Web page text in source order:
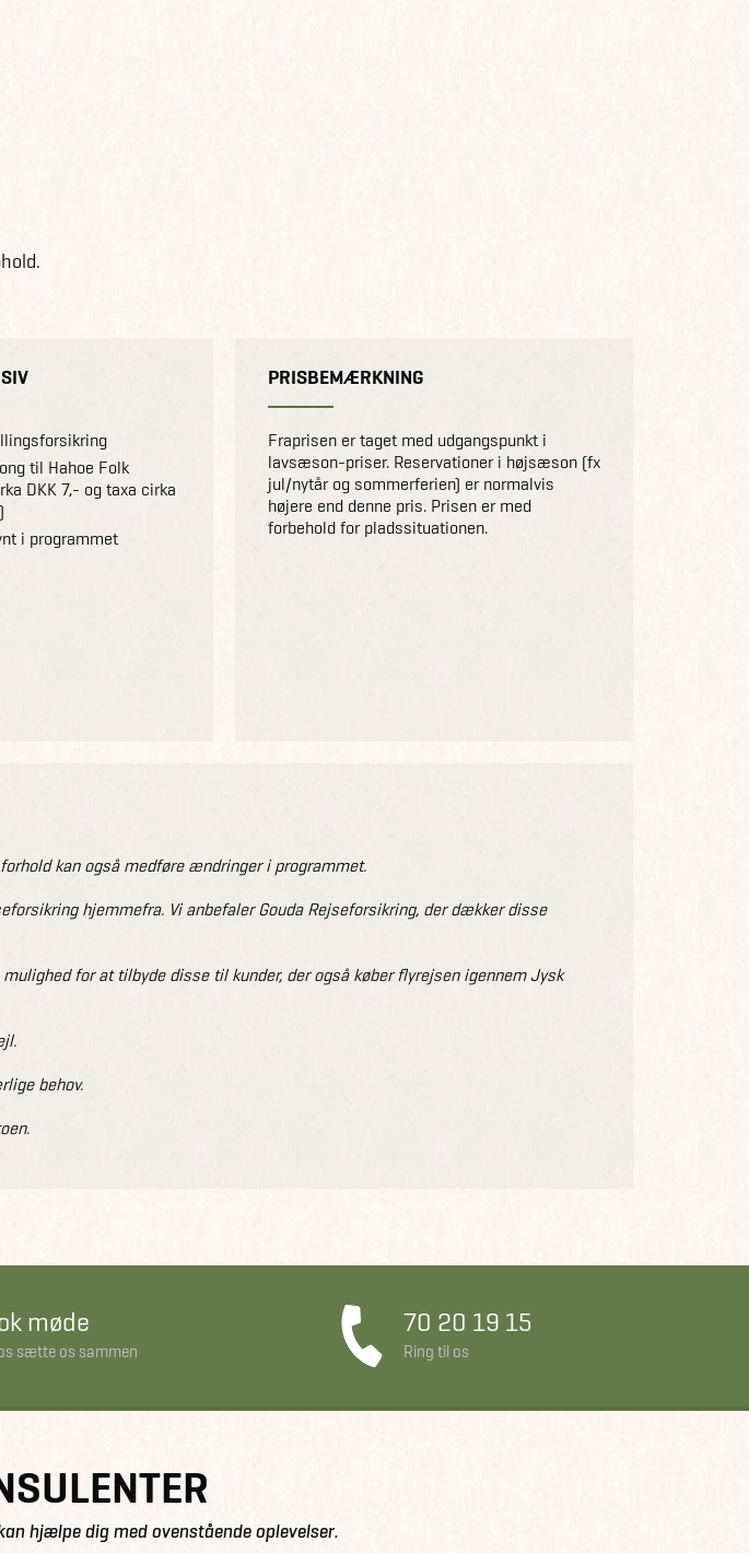
til Hahoe Folk
DKK 7,- og taxa cirka
i programmet
PRISBEMÆRKNING
Fraprisen er taget med udgangspunkt i
lavsæson-priser. Reservationer i højsæson (fx
jul/nytår og sommerferien) er normalvis
højere end denne pris. Prisen er med
forbehold for pladssituationen.
kan også medføre ændringer i programmet.
hjemmefra. Vi anbefaler Gouda Rejseforsikring, der dækker disse
for at tilbyde disse til kunder, der også køber flyrejsen igennem Jysk
behov.
møde
sætte os sammen
70 20 19 15
Ring til os
hjælpe dig med ovenstående oplevelser.